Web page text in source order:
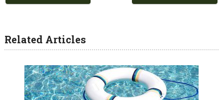
Related Articles